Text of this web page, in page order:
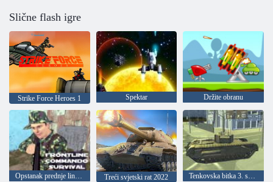
Slične flash igre
Strike Force Heroes 1 Spektar Držite obranu
Opstanak prednje linije komandosa Treći svjetski rat 2022 Tenkovska bitka 3. svjetskog rata